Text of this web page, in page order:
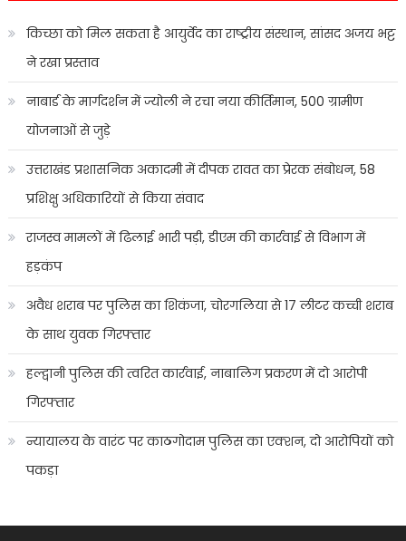
किग्रा
किच्छा को मिल सकता है आयुर्वेद का राष्ट्रीय संस्थान, सांसद अजय भट्ट
ने रखा प्रस्ताव
नाबार्ड के मार्गदर्शन में ज्योली ने रचा नया कीर्तिमान, 500 ग्रामीण
योजनाओं से जुड़े
उत्तराखंड प्रशासनिक अकादमी में दीपक रावत का प्रेरक संबोधन, 58
प्रशिक्षु अधिकारियों से किया संवाद
राजस्व मामलों में ढिलाई भारी पड़ी, डीएम की कार्रवाई से विभाग में
हड़कंप
अवैध शराब पर पुलिस का शिकंजा, चोरगलिया से 17 लीटर कच्ची शराब
के साथ युवक गिरफ्तार
हल्द्वानी पुलिस की त्वरित कार्रवाई, नाबालिग प्रकरण में दो आरोपी
गिरफ्तार
न्यायालय के वारंट पर काठगोदाम पुलिस का एक्शन, दो आरोपियों को
पकड़ा